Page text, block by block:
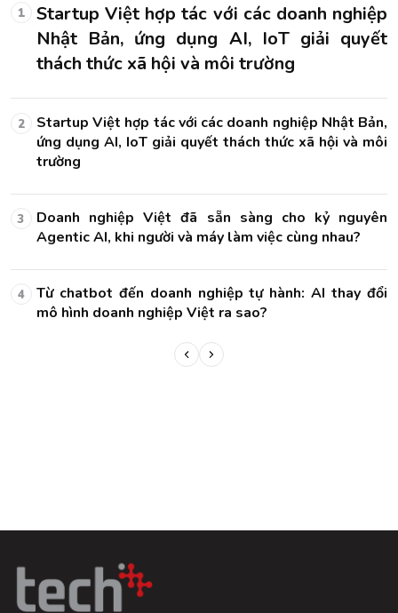
1
Startup Việt hợp tác với các doanh nghiệp
Nhật Bản, ứng dụng AI, IoT giải quyết
thách thức xã hội và môi trường
2
Startup Việt hợp tác với các doanh nghiệp Nhật Bản,
ứng dụng AI, IoT giải quyết thách thức xã hội và môi
trường
3
Doanh nghiệp Việt đã sẵn sàng cho kỷ nguyên
Agentic AI, khi người và máy làm việc cùng nhau?
4
Từ chatbot đến doanh nghiệp tự hành: AI thay đổi
mô hình doanh nghiệp Việt ra sao?